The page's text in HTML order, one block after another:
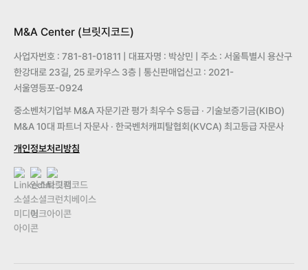
M&A Center (브릿지코드)
사업자번호 : 781-81-01811 | 대표자명 : 박상민 | 주소 : 서울특별시 용산구
한강대로 23길, 25 로카우스 3층 | 통신판매업신고 : 2021-
서울영등포-0924
중소벤처기업부 M&A 자문기관 평가 최우수 S등급 · 기술보증기금(KIBO)
M&A 10대 파트너 자문사 · 한국벤처캐피탈협회(KVCA) 최고등급 자문사
개인정보처리방침